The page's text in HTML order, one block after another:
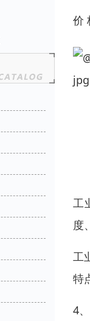
价
工
度
工
特
4